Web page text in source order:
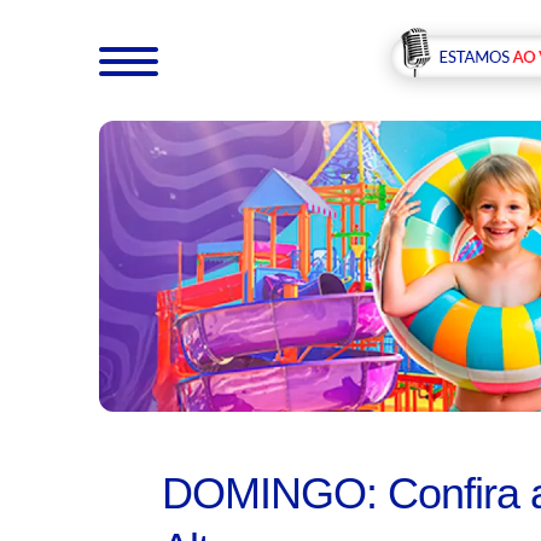
DOMINGO: Confira